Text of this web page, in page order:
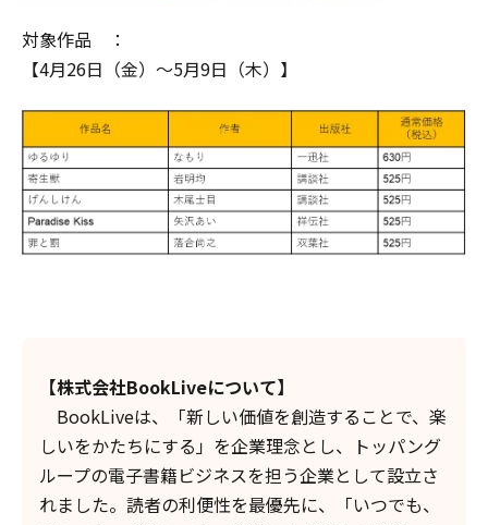
対象作品 ：
【4月26日（金）～5月9日（木）】
【株式会社BookLiveについて】
BookLiveは、「新しい価値を創造することで、楽
しいをかたちにする」を企業理念とし、トッパング
ループの電子書籍ビジネスを担う企業として設立さ
れました。読者の利便性を最優先に、「いつでも、